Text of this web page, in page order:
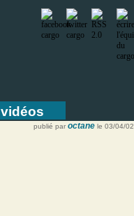
vidéos
publié par octane le 03/04/02